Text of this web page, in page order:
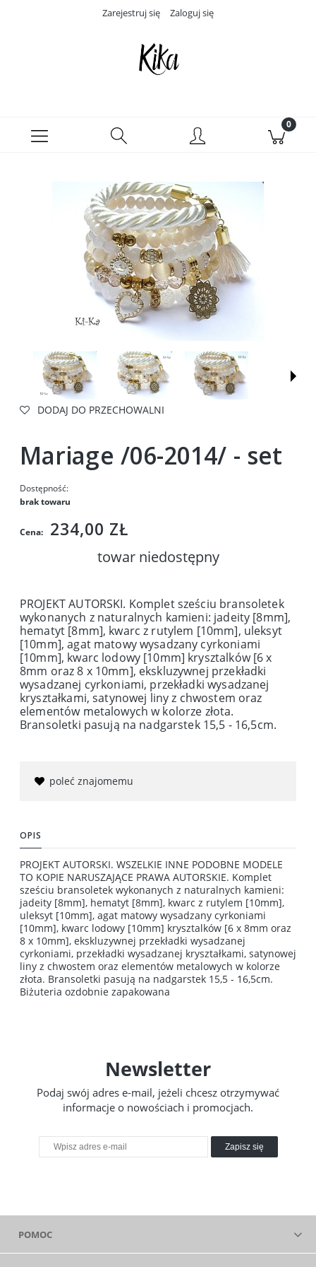
Zarejestruj się Zaloguj się
DODAJ DO PRZECHOWALNI
Mariage /06-2014/ - set
Dostępność:
brak towaru
Cena: 234,00 ZŁ
towar niedostępny
PROJEKT AUTORSKI. Komplet sześciu bransoletek
wykonanych z naturalnych kamieni: jadeity [8mm],
hematyt [8mm], kwarc z rutylem [10mm], uleksyt
[10mm], agat matowy wysadzany cyrkoniami
[10mm], kwarc lodowy [10mm] krysztalków [6 x
8mm oraz 8 x 10mm], ekskluzywnej przekładki
wysadzanej cyrkoniami, przekładki wysadzanej
kryształkami, satynowej liny z chwostem oraz
elementów metalowych w kolorze złota.
Bransoletki pasują na nadgarstek 15,5 - 16,5cm.
poleć znajomemu
OPIS
PROJEKT AUTORSKI. WSZELKIE INNE PODOBNE MODELE
TO KOPIE NARUSZAJĄCE PRAWA AUTORSKIE. Komplet
sześciu bransoletek wykonanych z naturalnych kamieni:
jadeity [8mm], hematyt [8mm], kwarc z rutylem [10mm],
uleksyt [10mm], agat matowy wysadzany cyrkoniami
[10mm], kwarc lodowy [10mm] krysztalków [6 x 8mm oraz
8 x 10mm], ekskluzywnej przekładki wysadzanej
cyrkoniami, przekładki wysadzanej kryształkami, satynowej
liny z chwostem oraz elementów metalowych w kolorze
złota. Bransoletki pasują na nadgarstek 15,5 - 16,5cm.
Biżuteria ozdobnie zapakowana
Newsletter
Podaj swój adres e-mail, jeżeli chcesz otrzymywać
informacje o nowościach i promocjach.
Zapisz się
POMOC